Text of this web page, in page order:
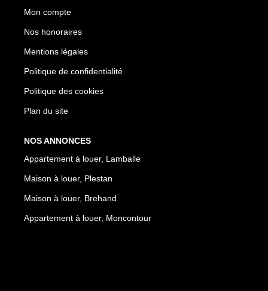
Mon compte
Nos honoraires
Mentions légales
Politique de confidentialité
Politique des cookies
Plan du site
NOS ANNONCES
Appartement à louer, Lamballe
Maison à louer, Plestan
Maison à louer, Brehand
Appartement à louer, Moncontour